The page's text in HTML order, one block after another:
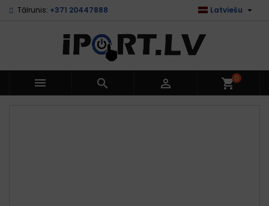
Tālrunis: +371 20447888 Latviešu 
   shopping_cart0